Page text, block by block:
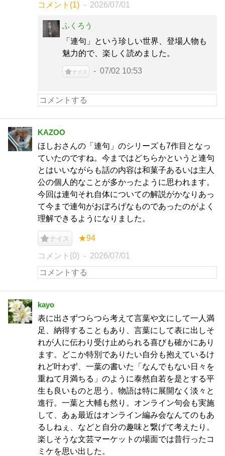
コメント(1) 2026/07/01
ふくろう
「連句」という珍しい世界、登場人物も
魅力的で、楽しく読めました。
ナイス 07/02 10:53
KAZOO
ほしおさんの「連句」のシリーズも7作目となっ
ていたのですね。今まではどちらかというと連句
とはいいながらも話の内容は和菓子あるいは主人
公の個人的なことが多かったように思われます。
今回は連句それ自体についての解説がかなりあっ
て今まで連句がおぼろげなものであったのがよく
理解できるようになりました。
ナイス ★94
コメント(0) 2026/07/01
kayo
表に出さずつらつら考えて言葉や文にして一人満
足、納得することもあり、言葉にして表に出しそ
れが人に伝わり受け止められる喜びも確かにあり
ます。どこか特別でありたい自分も抱えているけ
れど叶わず、一葉の書いた「なんでもない日々を
重ねて月満ちる」のように泰然自若を是とする平
生も良いものと思う。物語は特に展開なく淡々と
進行。一葉と大輔も然り。オンライン句会も実施
して、あぁ最近はオンライン編み会なんてのもあ
るしねぇ、などと自分の趣味と繋げて考えたり。
楽しそうな文芸マーケットの場面では昔行ったコ
ミケを思い出した。